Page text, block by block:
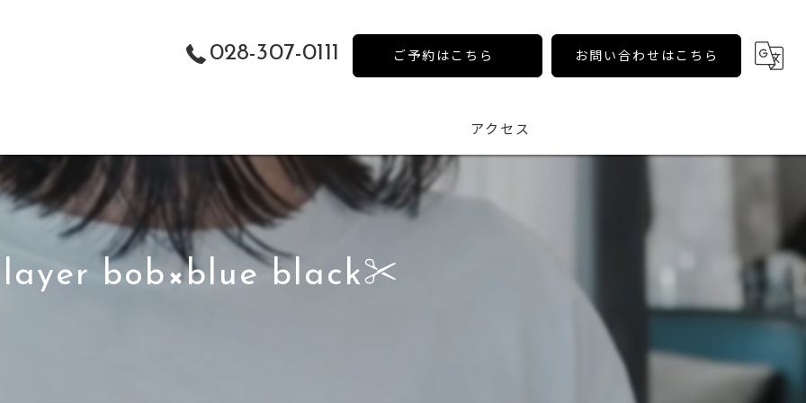
028-307-0111 ご予約はこちら お問い合わせはこちら
アクセス
layer bob×blue black✂️